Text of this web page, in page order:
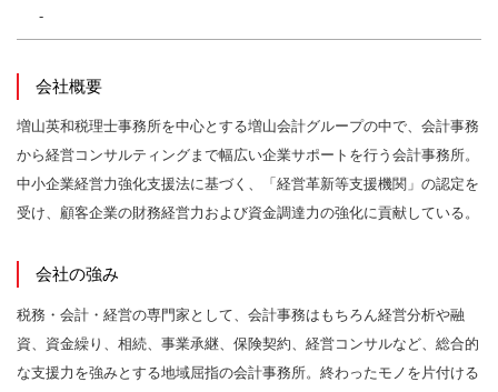
-
会社概要
増山英和税理士事務所を中心とする増山会計グループの中で、会計事務
から経営コンサルティングまで幅広い企業サポートを行う会計事務所。
中小企業経営力強化支援法に基づく、「経営革新等支援機関」の認定を
受け、顧客企業の財務経営力および資金調達力の強化に貢献している。
会社の強み
税務・会計・経営の専門家として、会計事務はもちろん経営分析や融
資、資金繰り、相続、事業承継、保険契約、経営コンサルなど、総合的
な支援力を強みとする地域屈指の会計事務所。終わったモノを片付ける